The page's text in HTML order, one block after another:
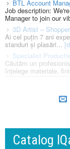
BTL Account
Job description:
Manager to join our
3D Artist –
Ai cel puțin 7 ani
standuri și plasări...
Specialist
Căutăm un
înțelege materiale,
Catalog